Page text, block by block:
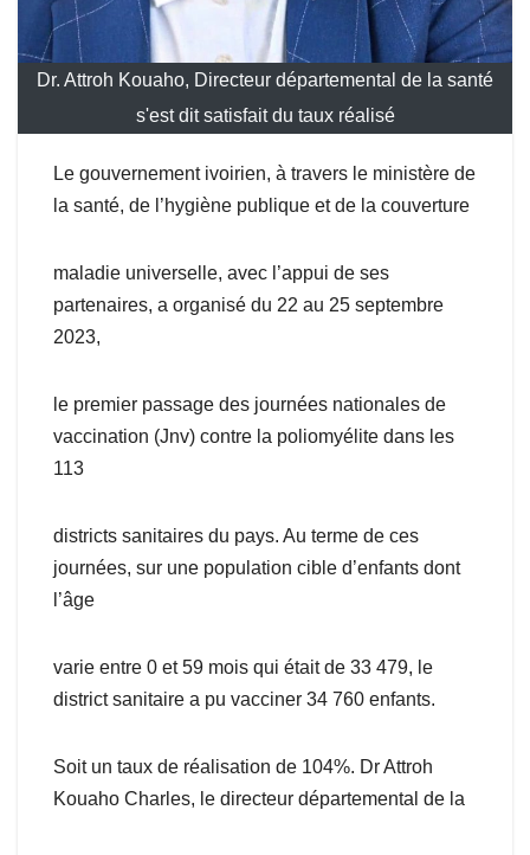
Dr. Attroh Kouaho, Directeur départemental de la santé
s'est dit satisfait du taux réalisé
Le gouvernement ivoirien, à travers le ministère de
la santé, de l’hygiène publique et de la couverture
maladie universelle, avec l’appui de ses
partenaires, a organisé du 22 au 25 septembre
2023,
le premier passage des journées nationales de
vaccination (Jnv) contre la poliomyélite dans les
113
districts sanitaires du pays. Au terme de ces
journées, sur une population cible d’enfants dont
l’âge
varie entre 0 et 59 mois qui était de 33 479, le
district sanitaire a pu vacciner 34 760 enfants.
Soit un taux de réalisation de 104%. Dr Attroh
Kouaho Charles, le directeur départemental de la